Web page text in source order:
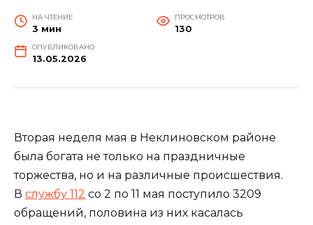
НА ЧТЕНИЕ
3 мин
ПРОСМОТРОВ
130
ОПУБЛИКОВАНО
13.05.2026
Вторая неделя мая в Неклиновском районе
была богата не только на праздничные
торжества, но и на различные происшествия.
В службу 112 со 2 по 11 мая поступило 3209
обращений, половина из них касалась